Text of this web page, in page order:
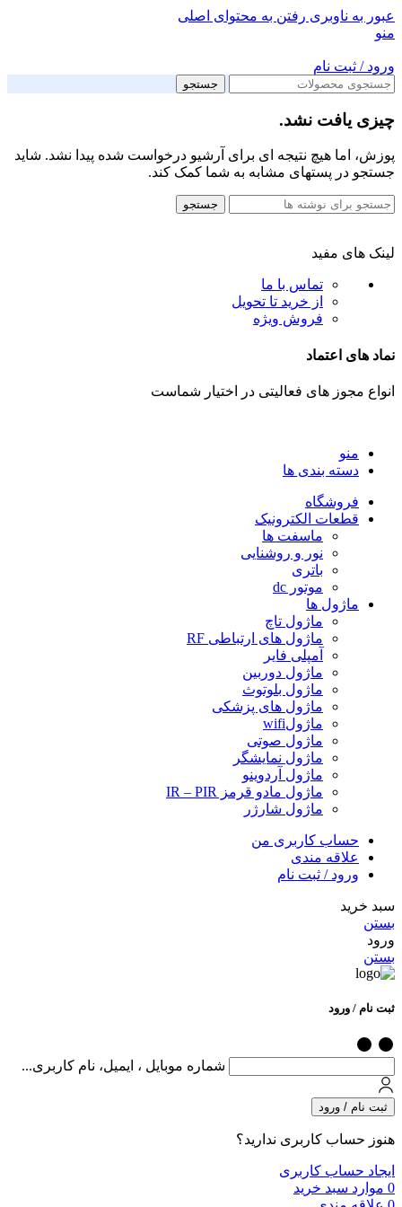
عبور به ناوبری رفتن به محتوای اصلی
منو
ورود / ثبت نام
جستجو
چیزی یافت نشد.
پوزش، اما هیچ نتیجه ای برای آرشیو درخواست شده پیدا نشد. شاید
جستجو در پستهای مشابه به شما کمک کند.
جستجو
لینک های مفید
تماس با ما
از خرید تا تحویل
فروش ویژه
نماد های اعتماد
انواع مجوز های فعالیتی در اختیار شماست
منو
دسته بندی ها
فروشگاه
قطعات الکترونیک
ماسفت ها
نور و روشنایی
باتری
موتور dc
ماژول ها
ماژول تاچ
ماژول های ارتباطی RF
آمپلی فایر
ماژول دوربین
ماژول بلوتوث
ماژول های پزشکی
ماژولwifi
ماژول صوتی
ماژول نمایشگر
ماژول آردوینو
ماژول مادو قرمز IR – PIR
ماژول شارژر
حساب کاربری من
علاقه مندی
ورود / ثبت نام
سبد خرید
بستن
ورود
بستن
ثبت نام / ورود
شماره موبایل ، ایمیل، نام کاربری...
ثبت نام / ورود
هنوز حساب کاربری ندارید؟
ایجاد حساب کاربری
0 موارد سبد خرید